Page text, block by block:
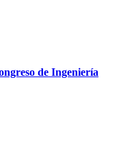
de Ingeniería